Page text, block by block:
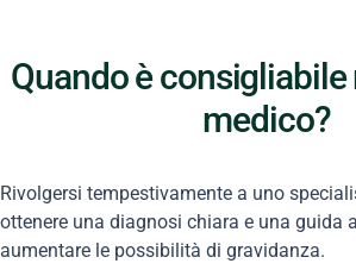
Quando è consigliabile
medico?
Rivolgersi tempestivamente a uno
ottenere una diagnosi chiara e una guida
aumentare le possibilità di gravidanza.